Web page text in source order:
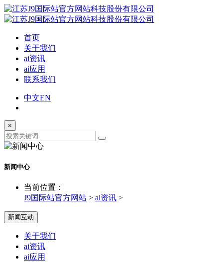
首页
关于我们
ai资讯
ai应用
联系我们
中文EN
×
新闻中心
当前位置：
J9国际站官方网站 > ai资讯 >
新闻互动
关于我们
ai资讯
ai应用